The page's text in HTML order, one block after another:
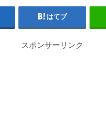
はてブ
スポンサーリンク